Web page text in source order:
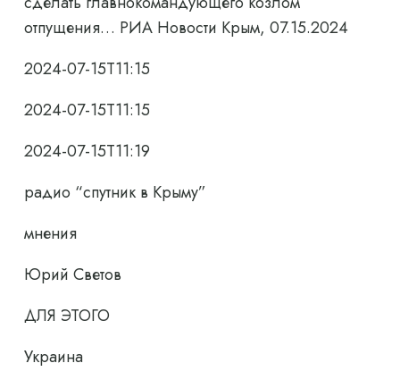
отпущения… РИА Новости Крым, 07.15.2024
2024-07-15T11:15
2024-07-15T11:15
2024-07-15T11:19
радио “спутник в Крыму”
мнения
Юрий Светов
ДЛЯ ЭТОГО
Украина